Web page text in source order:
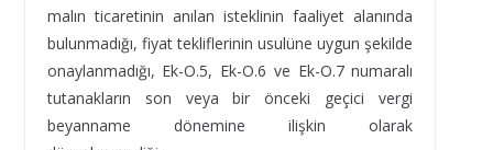
malın ticaretinin anılan isteklinin faaliyet alanında
bulunmadığı, fiyat tekliflerinin usulüne uygun şekilde
onaylanmadığı, Ek-O.5, Ek-O.6 ve Ek-O.7 numaralı
tutanakların son veya bir önceki geçici vergi
beyanname dönemine ilişkin olarak